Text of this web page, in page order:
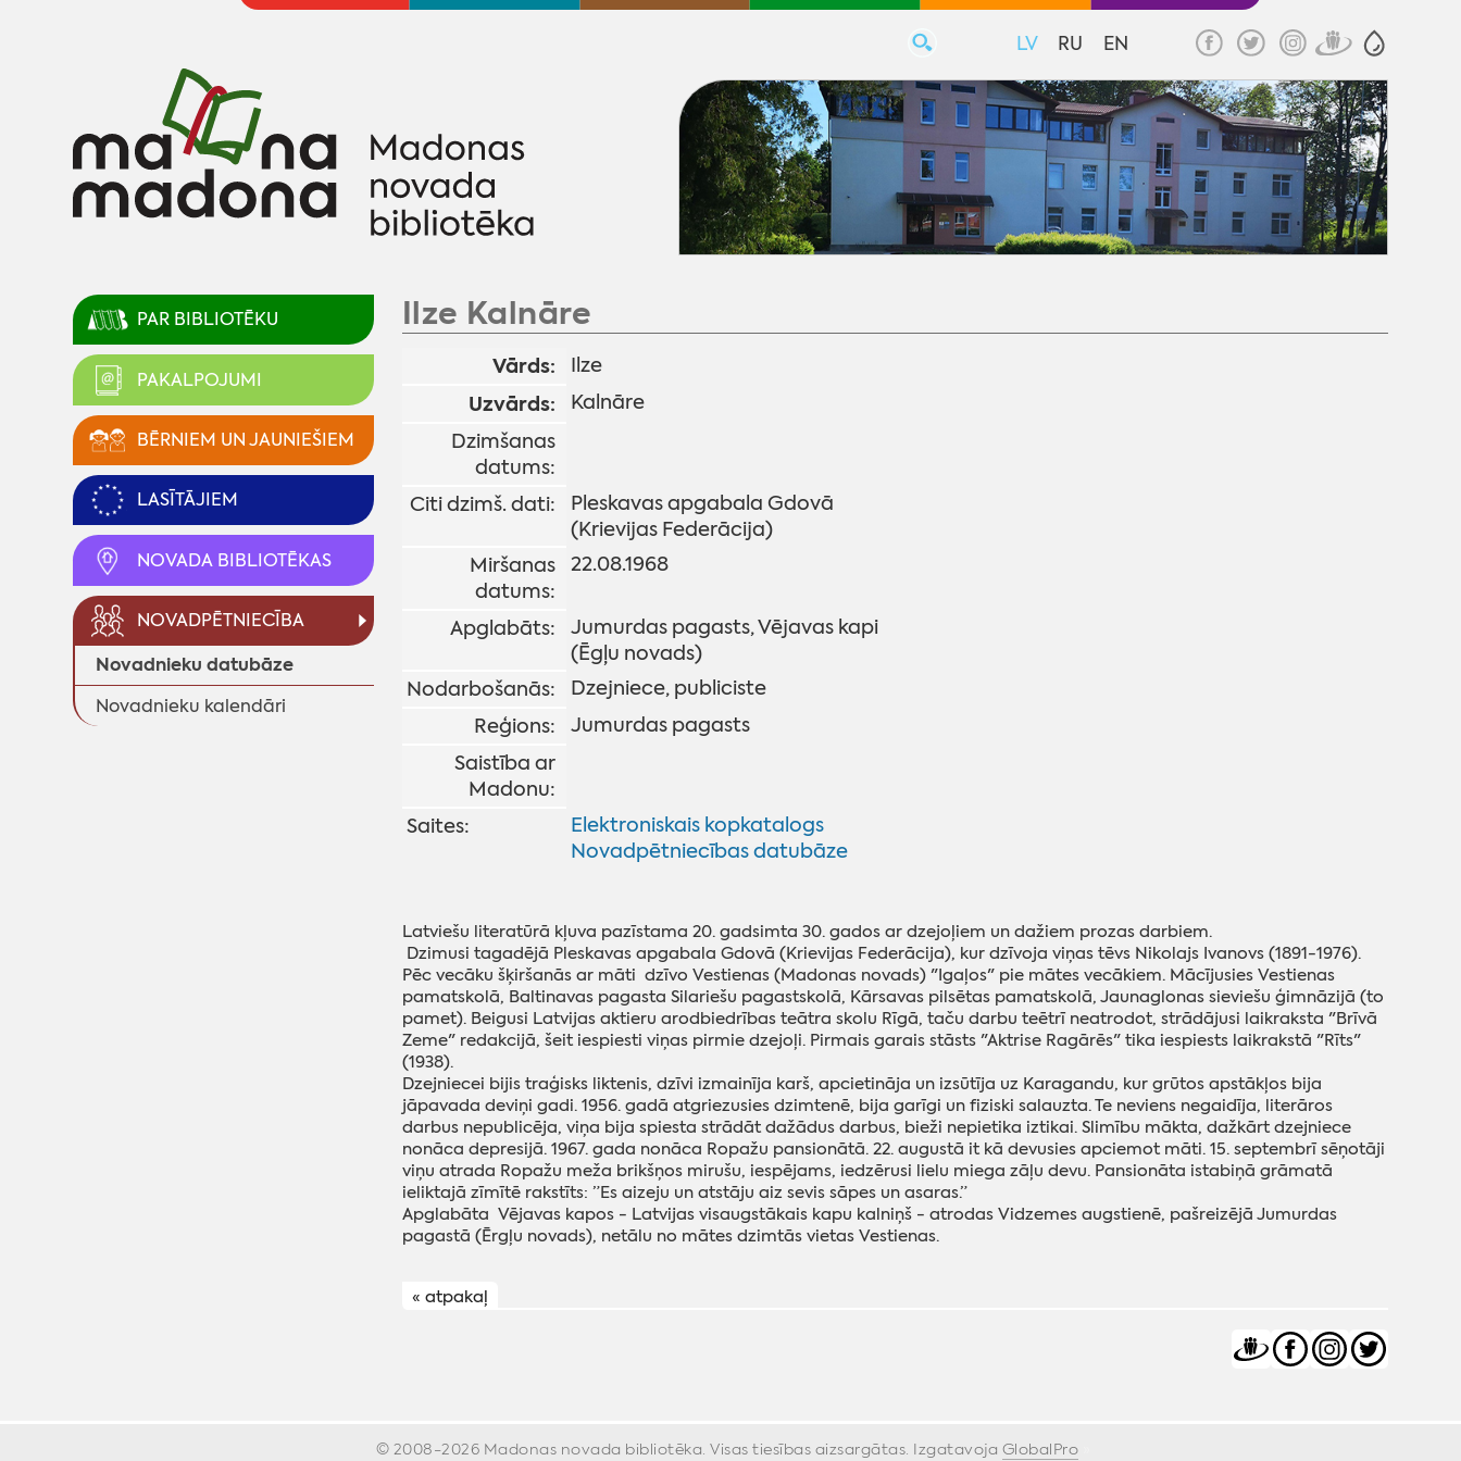
LV RU EN
PAR BIBLIOTĒKU
PAKALPOJUMI
BĒRNIEM UN JAUNIEŠIEM
LASĪTĀJIEM
NOVADA BIBLIOTĒKAS
NOVADPĒTNIECĪBA
Novadnieku datubāze
Novadnieku kalendāri
Ilze Kalnāre
Vārds: Ilze
Uzvārds:
Kalnāre
Dzimšanas
datums:
Citi dzimš. dati:
Pleskavas apgabala Gdovā
(Krievijas Federācija)
Miršanas
datums:
22.08.1968
Apglabāts:
Jumurdas pagasts, Vējavas kapi
(Ēgļu novads)
Nodarbošanās:
Dzejniece, publiciste
Reģions:
Jumurdas pagasts
Saistība ar
Madonu:
Saites:
Elektroniskais kopkatalogs
Novadpētniecības datubāze
Latviešu literatūrā kļuva pazīstama 20. gadsimta 30. gados ar dzejoļiem un dažiem prozas darbiem.
Dzimusi tagadējā Pleskavas apgabala Gdovā (Krievijas Federācija), kur dzīvoja viņas tēvs Nikolajs Ivanovs (1891-1976).
Pēc vecāku šķiršanās ar māti dzīvo Vestienas (Madonas novads) "Igaļos" pie mātes vecākiem. Mācījusies Vestienas
pamatskolā, Baltinavas pagasta Silariešu pagastskolā, Kārsavas pilsētas pamatskolā, Jaunaglonas sieviešu ģimnāzijā (to
pamet). Beigusi Latvijas aktieru arodbiedrības teātra skolu Rīgā, taču darbu teētrī neatrodot, strādājusi laikraksta "Brīvā
Zeme" redakcijā, šeit iespiesti viņas pirmie dzejoļi. Pirmais garais stāsts "Aktrise Ragārēs" tika iespiests laikrakstā "Rīts"
(1938).
Dzejniecei bijis traģisks liktenis, dzīvi izmainīja karš, apcietināja un izsūtīja uz Karagandu, kur grūtos apstākļos bija
jāpavada deviņi gadi. 1956. gadā atgriezusies dzimtenē, bija garīgi un fiziski salauzta. Te neviens negaidīja, literāros
darbus nepublicēja, viņa bija spiesta strādāt dažādus darbus, bieži nepietika iztikai. Slimību mākta, dažkārt dzejniece
nonāca depresijā. 1967. gada nonāca Ropažu pansionātā. 22. augustā it kā devusies apciemot māti. 15. septembrī sēņotāji
viņu atrada Ropažu meža brikšņos mirušu, iespējams, iedzērusi lielu miega zāļu devu. Pansionāta istabiņā grāmatā
ieliktajā zīmītē rakstīts: ”Es aizeju un atstāju aiz sevis sāpes un asaras.”
Apglabāta Vējavas kapos - Latvijas visaugstākais kapu kalniņš - atrodas Vidzemes augstienē, pašreizējā Jumurdas
pagastā (Ērgļu novads), netālu no mātes dzimtās vietas Vestienas.
« atpakaļ
© 2008-2026 Madonas novada bibliotēka. Visas tiesības aizsargātas. Izgatavoja GlobalPro